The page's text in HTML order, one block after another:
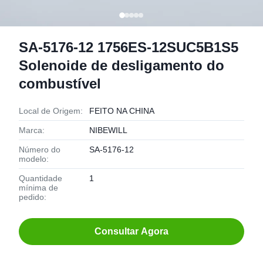
SA-5176-12 1756ES-12SUC5B1S5
Solenoide de desligamento do
combustível
Local de Origem: FEITO NA CHINA
Marca: NIBEWILL
Número do
modelo:
SA-5176-12
Quantidade
mínima de
pedido:
1
Consultar Agora